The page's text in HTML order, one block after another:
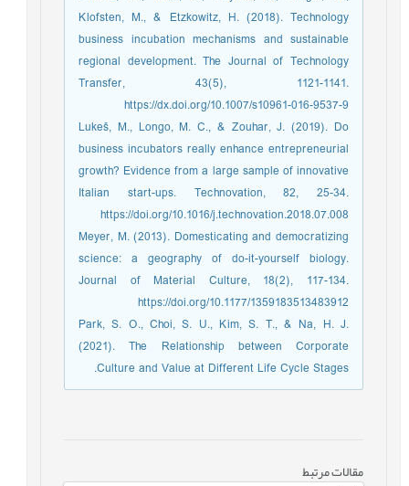
Klofsten, M., & Etzkowitz, H. (2018). Technology
business incubation mechanisms and sustainable
regional development. The Journal of Technology
Transfer, 43(5), 1121-1141.
https://dx.doi.org/10.1007/s10961-016-9537-9
Lukeš, M., Longo, M. C., & Zouhar, J. (2019). Do
business incubators really enhance entrepreneurial
growth? Evidence from a large sample of innovative
Italian start-ups. Technovation, 82, 25-34.
https://doi.org/10.1016/j.technovation.2018.07.008
Meyer, M. (2013). Domesticating and democratizing
science: a geography of do-it-yourself biology.
Journal of Material Culture, 18(2), 117-134.
https://doi.org/10.1177/1359183513483912
Park, S. O., Choi, S. U., Kim, S. T., & Na, H. J.
(2021). The Relationship between Corporate
Culture and Value at Different Life Cycle Stages.
مقالات مرتبط